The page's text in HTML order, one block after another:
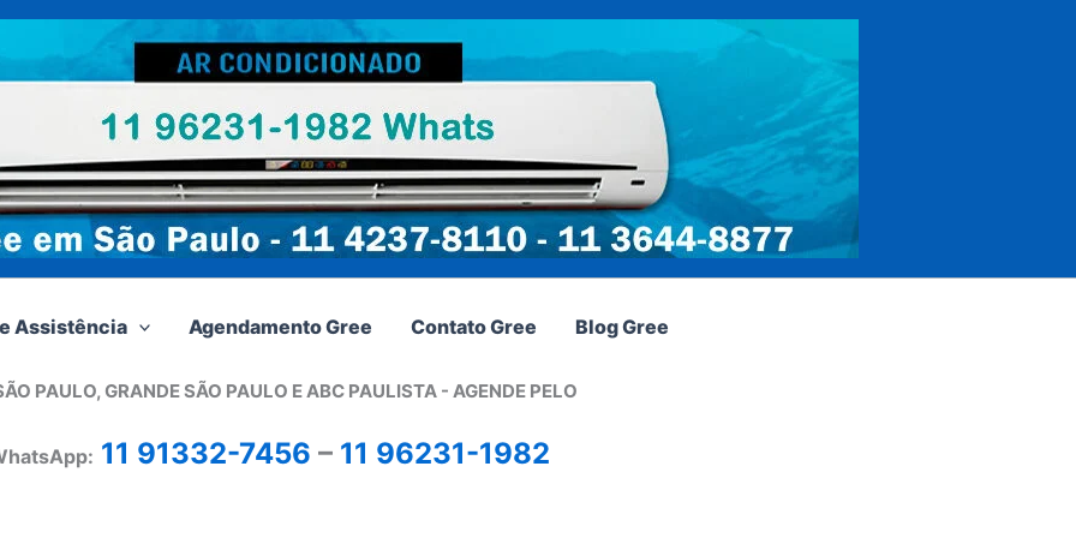
Assistência Agendamento Gree Contato Gree Blog Gree
PAULO, GRANDE SÃO PAULO E ABC PAULISTA - AGENDE PELO
11 91332-7456 – 11 96231-1982